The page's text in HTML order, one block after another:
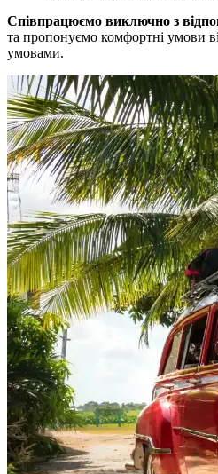
Співпрацюємо виключно з
та пропонуємо комфортні умови
умовами.